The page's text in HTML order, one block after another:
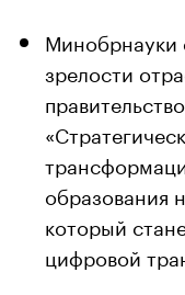
Минобрнауки
зрелости
образования
который
цифровой